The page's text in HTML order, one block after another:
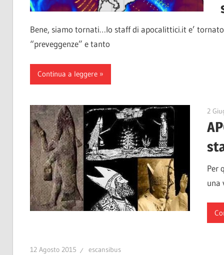
Bene, siamo tornati…lo staff di apocalittici.it e’
“preveggenze” e tanto
Continua a leggere
2
Per
una
12 Agosto 2015 escansibus